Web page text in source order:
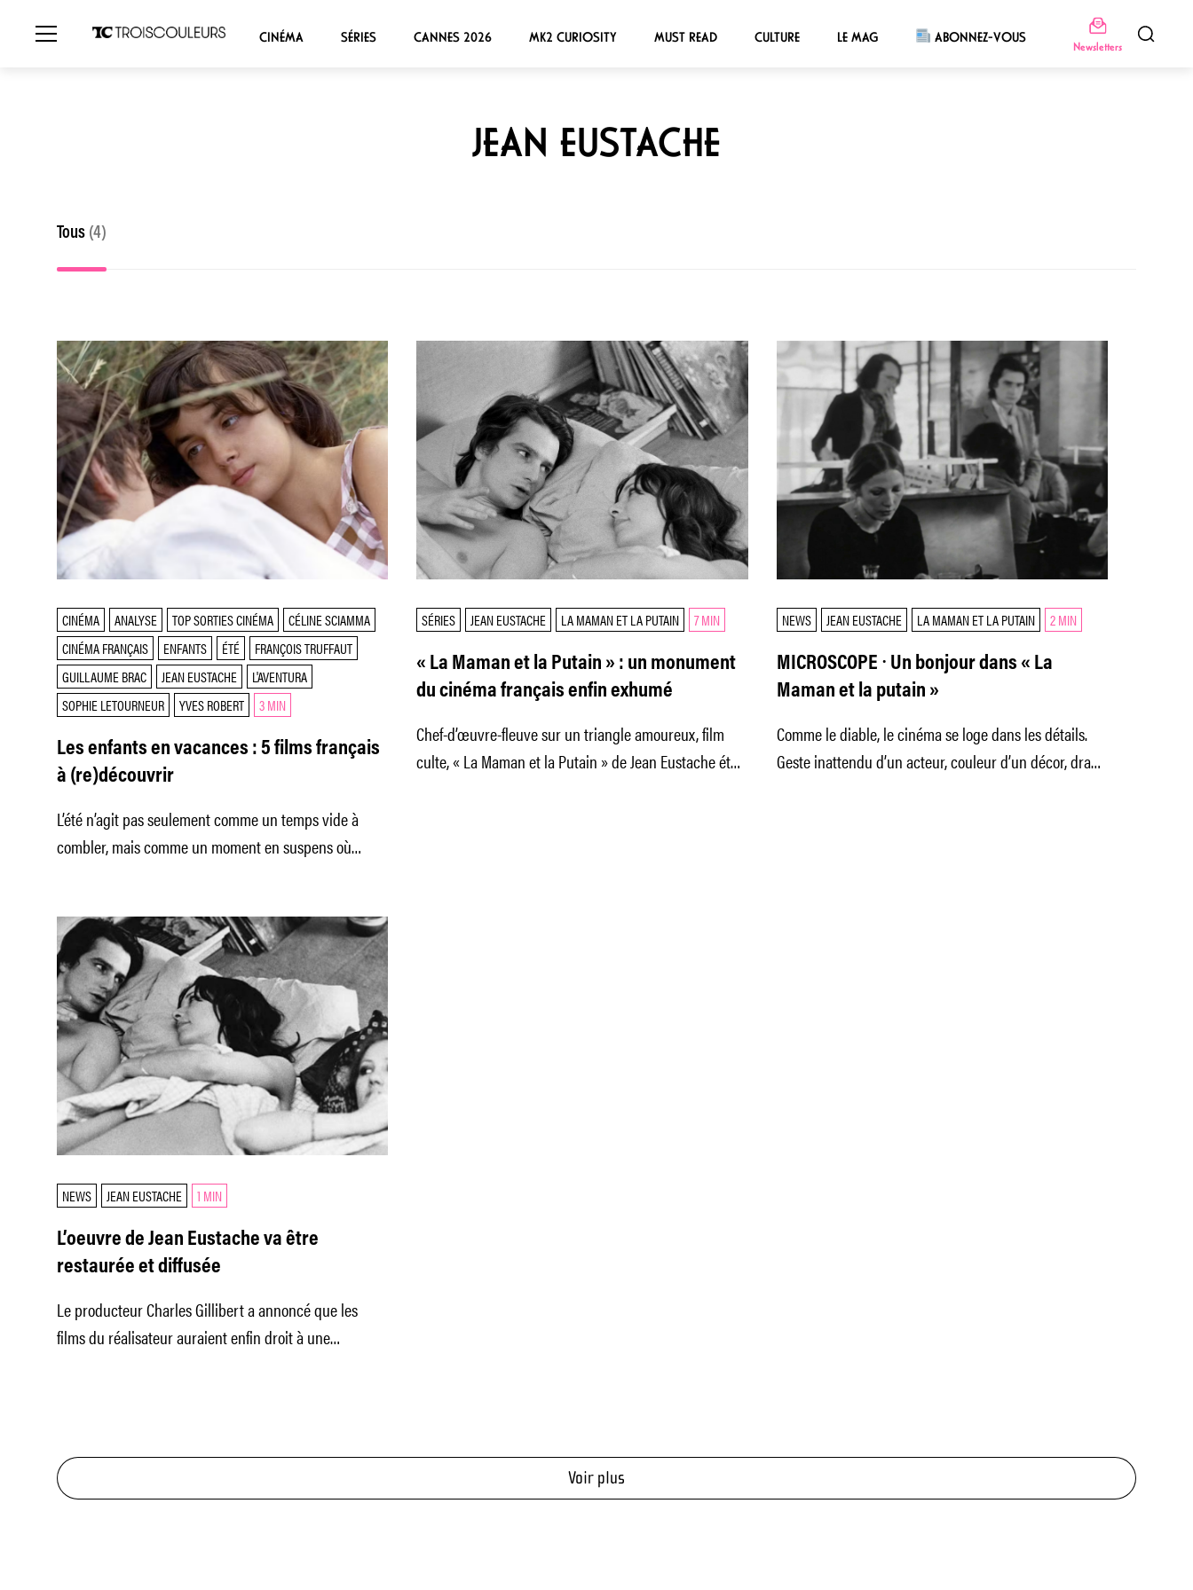
CINÉMA SÉRIES CANNES 2026 MK2 CURIOSITY MUST READ CULTURE LE MAG ABONNEZ-VOUS
Newsletters
JEAN EUSTACHE
Tous (4)
CINÉMA ANALYSE TOP SORTIES CINÉMA
CÉLINE SCIAMMA
CINÉMA FRANÇAIS
ENFANTS ÉTÉ
FRANÇOIS TRUFFAUT
GUILLAUME BRAC
JEAN EUSTACHE
L'AVENTURA
SOPHIE LETOURNEUR
YVES ROBERT 3 MIN
Les enfants en vacances : 5 films français
à (re)découvrir
L’été n’agit pas seulement comme un temps vide à
combler, mais comme un moment en suspens où
SÉRIES JEAN EUSTACHE LA MAMAN ET LA PUTAIN 7 MIN
« La Maman et la Putain » : un monument
du cinéma français enfin exhumé
Chef-d’œuvre-fleuve sur un triangle amoureux, film
culte, « La Maman et la Putain » de Jean Eustache était
NEWS JEAN EUSTACHE LA MAMAN ET LA PUTAIN 2 MIN
MICROSCOPE ⸱ Un bonjour dans « La
Maman et la putain »
Comme le diable, le cinéma se loge dans les détails.
Geste inattendu d’un acteur, couleur d’un décor, drapé
NEWS JEAN EUSTACHE 1 MIN
L’oeuvre de Jean Eustache va être
restaurée et diffusée
Le producteur Charles Gillibert a annoncé que les
films du réalisateur auraient enfin droit à une
Voir plus